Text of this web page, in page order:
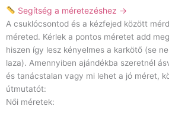
Segítség a méretezéshez →
A csuklócsontod és a kézfejed között
méreted. Kérlek a pontos méretet add
hiszen így lesz kényelmes a karkötő (se
laza). Amennyiben ajándékba szeretnél
és tanácstalan vagy mi lehet a jó méret,
útmutatót:
Női méretek: